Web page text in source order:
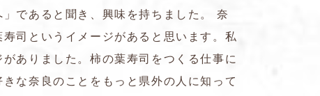
であると聞き、興味を持ちました。 奈
司というイメージがあると思います。私
ありました。柿の葉寿司をつくる仕事に
な奈良のことをもっと県外の人に知って